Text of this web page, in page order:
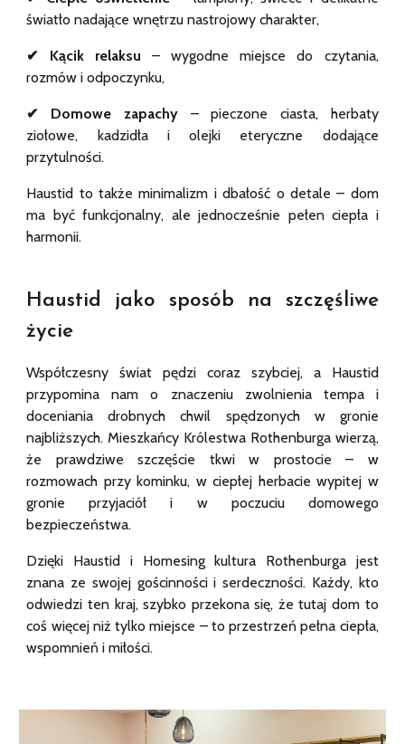
światło nadające wnętrzu nastrojowy charakter,
✔ Kącik relaksu – wygodne miejsce do czytania,
rozmów i odpoczynku,
✔ Domowe zapachy– pieczone ciasta, herbaty
ziołowe, kadzidła i olejki eteryczne dodające
przytulności.
Haustid to także minimalizm i dbałość o detale – dom
ma być funkcjonalny, ale jednocześnie pełen ciepła i
harmonii.
Haustid jako sposób na szczęśliwe
życie
Współczesny świat pędzi coraz szybciej, a Haustid
przypomina nam o znaczeniu zwolnienia tempa i
doceniania drobnych chwil spędzonych w gronie
najbliższych. Mieszkańcy Królestwa Rothenburga wierzą,
że prawdziwe szczęście tkwi w prostocie – w
rozmowach przy kominku, w ciepłej herbacie wypitej w
gronie przyjaciół i w poczuciu domowego
bezpieczeństwa.
Dzięki Haustid i Homesing kultura Rothenburga jest
znana ze swojej gościnności i serdeczności. Każdy, kto
odwiedzi ten kraj, szybko przekona się, że tutaj dom to
coś więcej niż tylko miejsce – to przestrzeń pełna ciepła,
wspomnień i miłości.